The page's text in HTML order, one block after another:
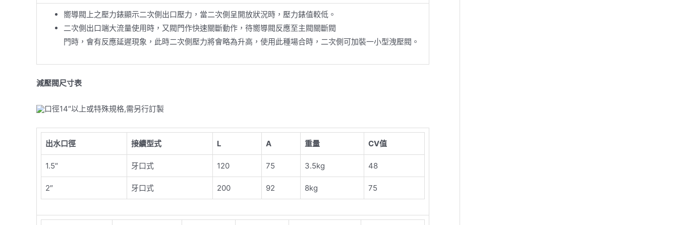
嚮導閥上之壓力錶顯示二次側出口壓力，當二次側呈開放狀況時，壓力錶值較低。
二次側出口端大流量使用時，又閥門作快速關斷動作，待嚮導閥反應至主閥關斷閥
門時，會有反應延遲現象，此時二次側壓力將會略為升高，使用此種場合時，二次側可加裝一小型洩壓閥。
減壓閥尺寸表
口徑14″以上或特殊規格,需另行訂製
出水口徑 接續型式 L A 重量 CV值
1.5″ 牙口式 120 75 3.5kg 48
2″ 牙口式 200 92 8kg 75